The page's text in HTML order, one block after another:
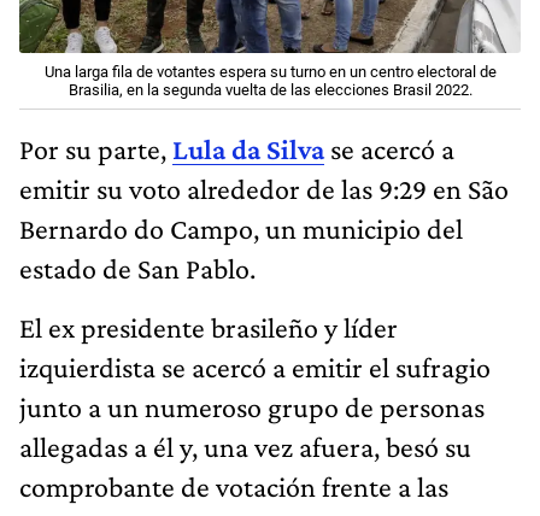
Una larga fila de votantes espera su turno en un centro electoral de
Brasilia, en la segunda vuelta de las elecciones Brasil 2022.
Por su parte, Lula da Silvase acercó a
emitir su voto alrededor de las 9:29 en São
Bernardo do Campo, un municipio del
estado de San Pablo.
El ex presidente brasileño y líder
izquierdista se acercó a emitir el sufragio
junto a un numeroso grupo de personas
allegadas a él y, una vez afuera, besó su
comprobante de votación frente a las